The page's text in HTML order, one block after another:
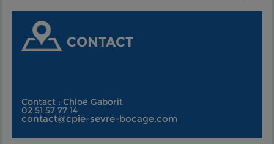
CONTACT
Contact : Chloé Gaborit
02 51 57 77 14
contact@cpie-sevre-bocage.com